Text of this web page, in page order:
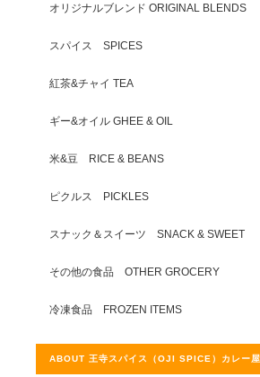
オリジナルブレンド ORIGINAL BLENDS
スパイス SPICES
紅茶&チャイ TEA
ギー&オイル GHEE & OIL
米&豆 RICE & BEANS
ピクルス PICKLES
スナック＆スイーツ SNACK & SWEET
その他の食品 OTHER GROCERY
冷凍食品 FROZEN ITEMS
ABOUT 王寺スパイス（OJI SPICE）カレー